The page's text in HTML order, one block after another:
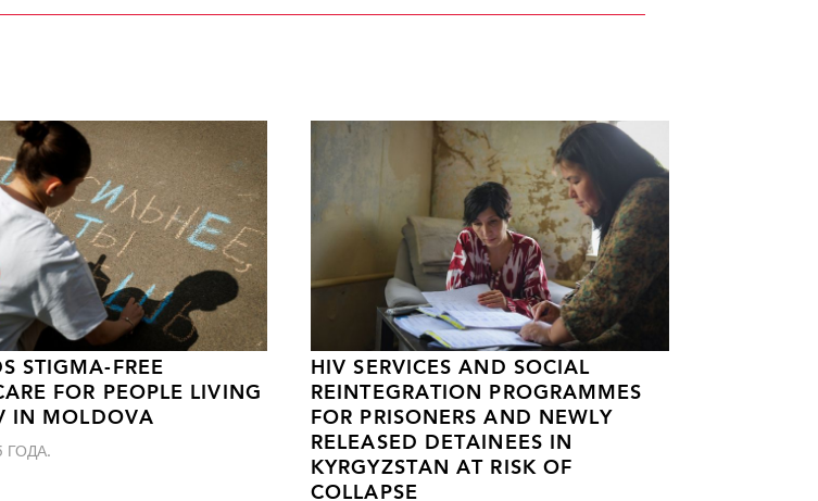
STIGMA-FREE
FOR PEOPLE LIVING
IN MOLDOVA
ГОДА.
HIV SERVICES AND SOCIAL
REINTEGRATION PROGRAMMES
FOR PRISONERS AND NEWLY
RELEASED DETAINEES IN
KYRGYZSTAN AT RISK OF
COLLAPSE